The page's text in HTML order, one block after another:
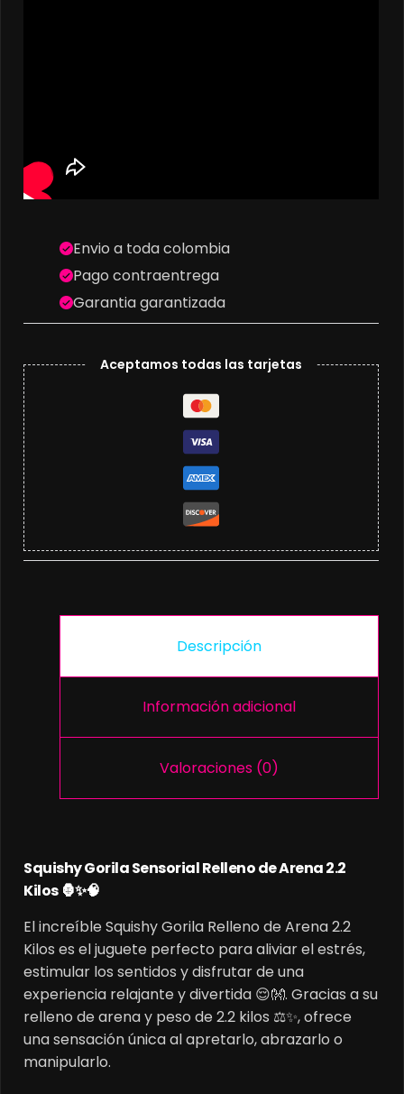
Envio a toda colombia
Pago contraentrega
Garantia garantizada
Aceptamos todas las tarjetas
Descripción
Información adicional
Valoraciones (0)
Squishy Gorila Sensorial Relleno de Arena 2.2
Kilos 🦍✨🧠
El increíble Squishy Gorila Relleno de Arena 2.2
Kilos es el juguete perfecto para aliviar el estrés,
estimular los sentidos y disfrutar de una
experiencia relajante y divertida 😌👐. Gracias a su
relleno de arena y peso de 2.2 kilos ⚖️✨, ofrece
una sensación única al apretarlo, abrazarlo o
manipularlo.